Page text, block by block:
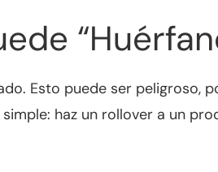
Esto puede ser peligroso,
haz un rollover a un